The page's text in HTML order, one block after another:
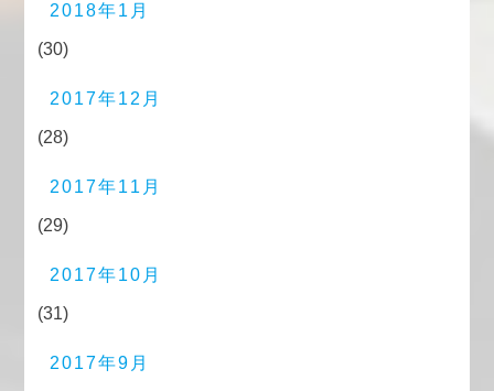
2018年1月
(30)
2017年12月
(28)
2017年11月
(29)
2017年10月
(31)
2017年9月